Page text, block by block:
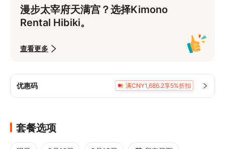
漫步太宰府天满宫？选择Kimono
Rental Hibiki。
从100多种浴衣和和服中选择一套特别的服
装。
我们在一月至四月提供和服，五月至九月提供
浴衣，十月至十二月再次提供和服。
您的租赁没有时间限制。只要在太宰府天满宫
享受您的旅程，通过专业的和服穿着和发型设
计，展现您最好的一面。
查看更多
优惠码 满CNY1,686.2享5%折扣
套餐选项